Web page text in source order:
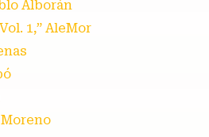
Alborán
1,” AleMor
Moreno